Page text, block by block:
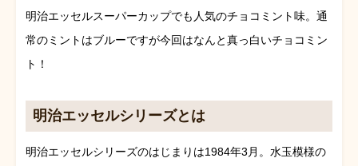
明治エッセルスーパーカップでも人気のチョコミント味。通
常のミントはブルーですが今回はなんと真っ白いチョコミン
ト！
明治エッセルシリーズとは
明治エッセルシリーズのはじまりは1984年3月。水玉模様の